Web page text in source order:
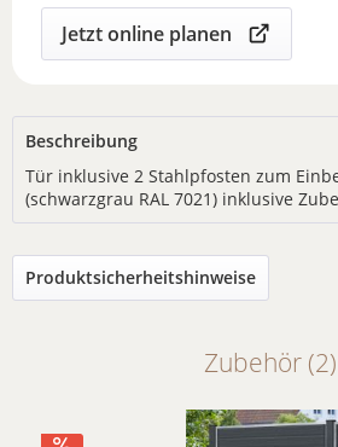
Jetzt online planen
Beschreibung
Tür inklusive 2 Stahlpfosten zum
(schwarzgrau RAL 7021) inklusive
Produktsicherheitshinweise
Zubehör (2)